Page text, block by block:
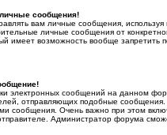
сообщения!
вам личные сообщения,
личные сообщения от
имеет возможность вообще запретить
электронных сообщений на данном
отправляющих подобные
сообщения. Очень важно при этом
Администратор форума